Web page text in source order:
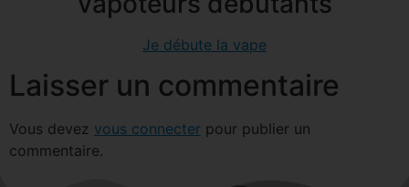
Je débute la vape
Laisser un commentaire
Vous devez vous connecter pour publier un
commentaire.